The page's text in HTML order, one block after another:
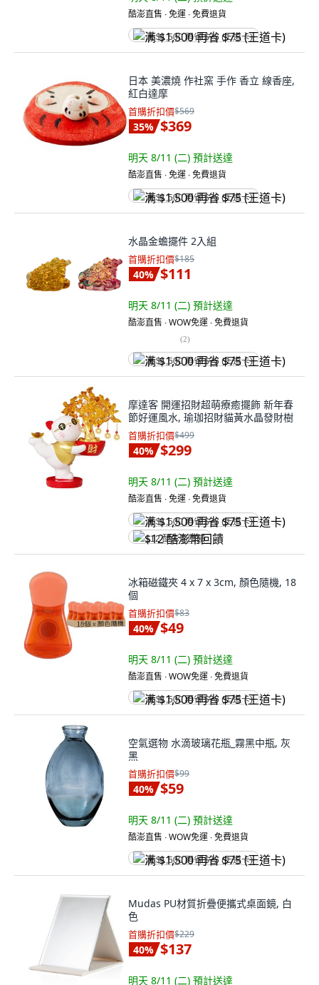
酷澎直售 ∙ 免運 ∙ 免費退貨
满 $1,500 再省 $75 (王道卡)
日本 美濃燒 作社窯 手作 香立 線香座,
紅白達摩
首購折扣價$569
35% $369
明天 8/11 (二) 預計送達
酷澎直售 ∙ 免運 ∙ 免費退貨
满 $1,500 再省 $75 (王道卡)
水晶金蟾擺件 2入組
首購折扣價$185
40% $111
明天 8/11 (二) 預計送達
酷澎直售 ∙ WOW免運 ∙ 免費退貨
(2)
满 $1,500 再省 $75 (王道卡)
摩達客 開運招財超萌療癒擺飾 新年春
節好運風水, 瑜珈招財貓黃水晶發財樹
首購折扣價$499
40% $299
明天 8/11 (二) 預計送達
酷澎直售 ∙ 免運 ∙ 免費退貨
满 $1,500 再省 $75 (王道卡)
$12 酷澎幣回饋
冰箱磁鐵夾 4 x 7 x 3cm, 顏色隨機, 18
個
首購折扣價$83
40% $49
明天 8/11 (二) 預計送達
酷澎直售 ∙ WOW免運 ∙ 免費退貨
满 $1,500 再省 $75 (王道卡)
空氣選物 水滴玻璃花瓶_霧黑中瓶, 灰
黑
首購折扣價$99
40% $59
明天 8/11 (二) 預計送達
酷澎直售 ∙ WOW免運 ∙ 免費退貨
满 $1,500 再省 $75 (王道卡)
Mudas PU材質折疊便攜式桌面鏡, 白
色
首購折扣價$229
40% $137
明天 8/11 (二) 預計送達